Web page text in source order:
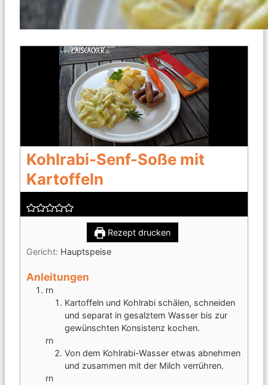
Kohlrabi-Senf-Soße mit
Kartoffeln
Rezept drucken
Gericht: Hauptspeise
Anleitungen
rn
Kartoffeln und Kohlrabi schälen, schneiden
und separat in gesalztem Wasser bis zur
gewünschten Konsistenz kochen.
rn
Von dem Kohlrabi-Wasser etwas abnehmen
und zusammen mit der Milch verrühren.
rn